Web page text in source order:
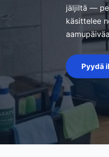
jäljiltä —
käsittelee
Pyydä